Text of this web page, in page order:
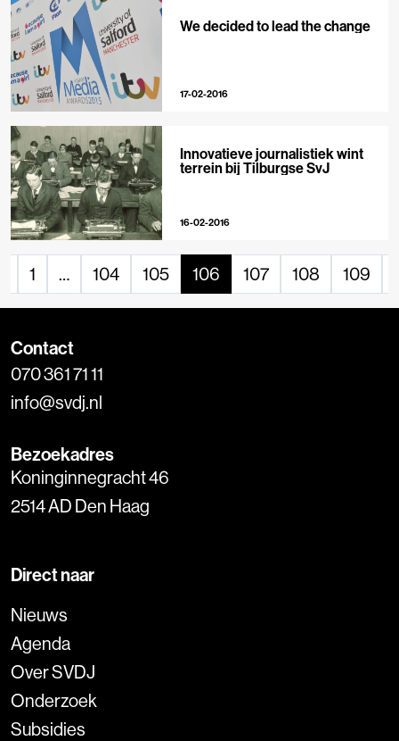
We decided to lead the change
17-02-2016
Innovatieve journalistiek wint
terrein bij Tilburgse SvJ
16-02-2016
1 … 104 105 106 107 108 109
Contact
070 361 71 11
info@svdj.nl
Bezoekadres
Koninginnegracht 46
2514 AD Den Haag
Direct naar
Nieuws
Agenda
Over SVDJ
Onderzoek
Subsidies